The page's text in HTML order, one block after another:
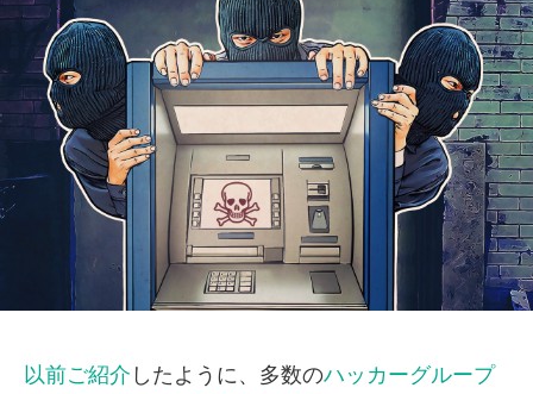
以前ご紹介 したように、多数のハッカーグループ